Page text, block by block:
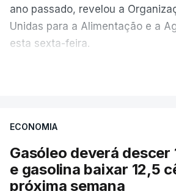
ano passado, revelou a
Unidas para a Alimentação e a
esta sexta-feira.
com ondas de calor no Verão
Ucrânia e no Médio Oriente a
custos das colheitas.
ECONOMIA
Gasóleo deverá descer
e gasolina baixar 12,5
próxima semana